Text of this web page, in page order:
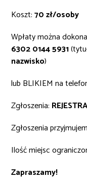
Koszt:70 zł/osoby
Wpłaty można
6302 0144 5931
nazwisko)
lub BLIKIEM na
Zgłoszenia:
Zgłoszenia
Ilość miejsc
Zapraszamy!